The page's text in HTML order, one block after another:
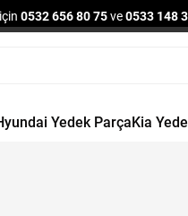
0532 656 80 75ve0533 148
Yedek ParçaKia